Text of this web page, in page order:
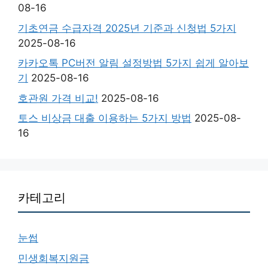
08-16
기초연금 수급자격 2025년 기준과 신청법 5가지
2025-08-16
카카오톡 PC버전 알림 설정방법 5가지 쉽게 알아보
기 2025-08-16
호관원 가격 비교! 2025-08-16
토스 비상금 대출 이용하는 5가지 방법 2025-08-
16
카테고리
눈썹
민생회복지원금